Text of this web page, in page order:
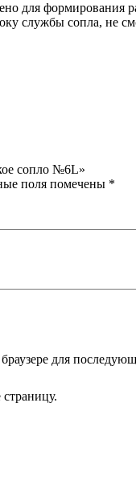
для формирования
службы сопла, не
сопло №6L»
поля помечены *
для